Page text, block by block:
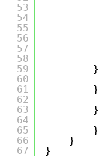
53
54
55
56
57
58
59
60
61
62
63
64
65
66
67
}
}
}
}
}
}